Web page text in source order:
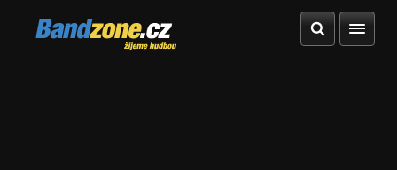
Bandzone.cz
žijeme hudbou